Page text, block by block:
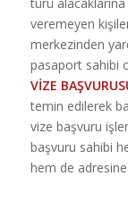
veremeyen
merkezinden
pasaport sahibi
VİZE
temin edilerek
vize başvuru
başvuru sahibi
hem de